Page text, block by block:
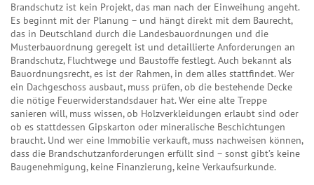
Brandschutz ist kein Projekt, das man nach der Einweihung angeht.
Es beginnt mit der Planung – und hängt direkt mit dem Baurecht,
das in Deutschland durch die Landesbauordnungen und die
Musterbauordnung geregelt ist und detaillierte Anforderungen an
Brandschutz, Fluchtwege und Baustoffe festlegt. Auch bekannt als
Bauordnungsrecht, es ist der Rahmen, in dem alles stattfindet. Wer
ein Dachgeschoss ausbaut, muss prüfen, ob die bestehende Decke
die nötige Feuerwiderstandsdauer hat. Wer eine alte Treppe
sanieren will, muss wissen, ob Holzverkleidungen erlaubt sind oder
ob es stattdessen Gipskarton oder mineralische Beschichtungen
braucht. Und wer eine Immobilie verkauft, muss nachweisen können,
dass die Brandschutzanforderungen erfüllt sind – sonst gibt’s keine
Baugenehmigung, keine Finanzierung, keine Verkaufsurkunde.